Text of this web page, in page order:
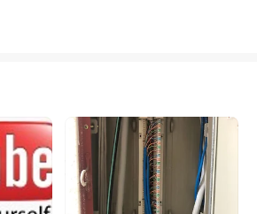
만한 프랑스 니스지역의
것이었다. 혹시나 싶어 단
보고 유심히 살펴본다는
긴 하지만 분명 우리의 말이
볼 수 있다는 점에서 약간 의
택함에 있어서 뜻을 가장 잘
를 비롯한 기사를 읽는 독